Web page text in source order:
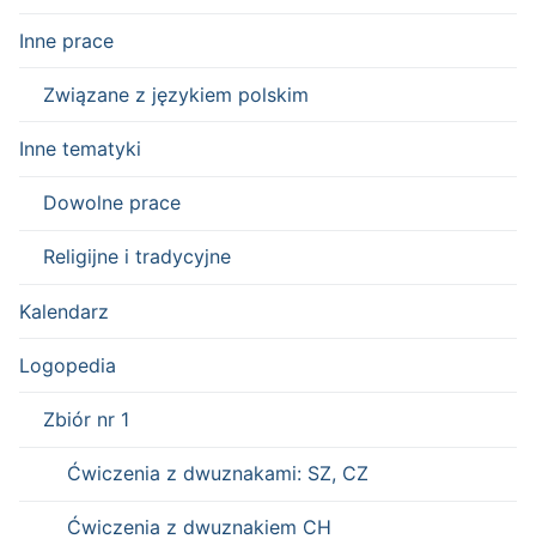
Inne prace
Związane z językiem polskim
Inne tematyki
Dowolne prace
Religijne i tradycyjne
Kalendarz
Logopedia
Zbiór nr 1
Ćwiczenia z dwuznakami: SZ, CZ
Ćwiczenia z dwuznakiem CH